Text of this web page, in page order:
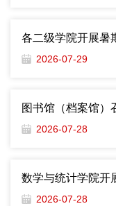
各二级学院开展暑
2026-07-29
图书馆（档案馆）
2026-07-28
数学与统计学院开
2026-07-28